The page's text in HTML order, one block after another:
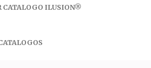
CATALOGO ILUSION®